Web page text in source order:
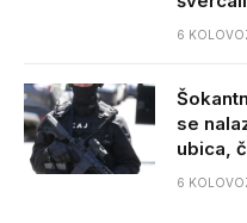
6
se
ubica,
6